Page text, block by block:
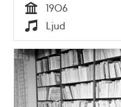
Tid
1906
Typ
Ljud